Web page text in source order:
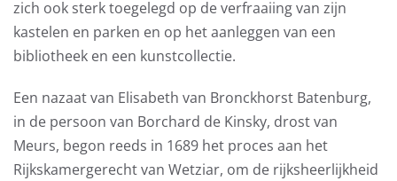
zich ook sterk toegelegd op de verfraaiing van zijn
kastelen en parken en op het aanleggen van een
bibliotheek en een kunstcollectie.
Een nazaat van Elisabeth van Bronckhorst Batenburg,
in de persoon van Borchard de Kinsky, drost van
Meurs, begon reeds in 1689 het proces aan het
Rijkskamergerecht van Wetziar, om de rijksheerlijkheid